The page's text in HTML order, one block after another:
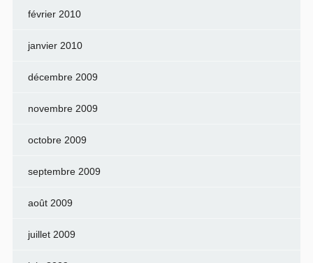
février 2010
janvier 2010
décembre 2009
novembre 2009
octobre 2009
septembre 2009
août 2009
juillet 2009